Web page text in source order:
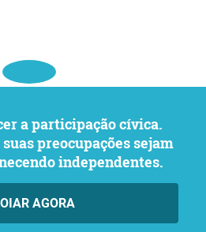
preocupações sejam
independentes.
AGORA